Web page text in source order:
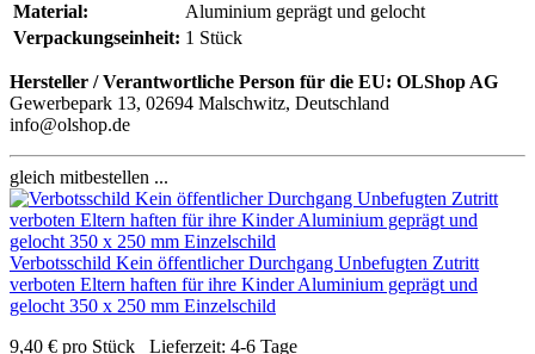
Material:
Aluminium geprägt und gelocht
Verpackungseinheit: 1 Stück
Hersteller / Verantwortliche Person für die EU: OLShop AG
Gewerbepark 13, 02694 Malschwitz, Deutschland
info@olshop.de
gleich mitbestellen ...
Verbotsschild Kein öffentlicher Durchgang Unbefugten Zutritt
verboten Eltern haften für ihre Kinder Aluminium geprägt und
gelocht 350 x 250 mm Einzelschild
9,40 € pro Stück Lieferzeit: 4-6 Tage